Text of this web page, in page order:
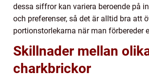
dessa siffror kan variera beroende på
och preferenser, så det är alltid bra att
portionstorlekarna när man förbereder
Skillnader mellan
charkbrickor